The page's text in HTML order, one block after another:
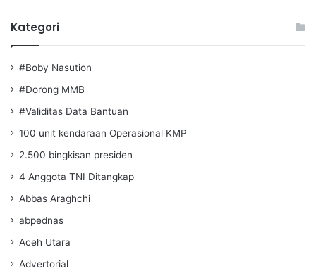
Kategori
#Boby Nasution
#Dorong MMB
#Validitas Data Bantuan
100 unit kendaraan Operasional KMP
2.500 bingkisan presiden
4 Anggota TNI Ditangkap
Abbas Araghchi
abpednas
Aceh Utara
Advertorial